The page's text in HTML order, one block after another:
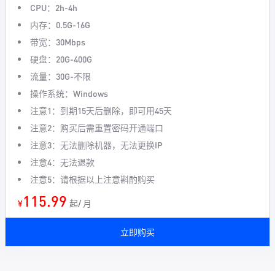
CPU：2h-4h
内存：0.5G-16G
带宽：30Mbps
硬盘：20G-400G
流量：30G-不限
操作系统：Windows
注意1：到期15天后删除，即可用45天
注意2：购买后需重置密码开通端口
注意3：无法删除机器，无法更换IP
注意4：无法退款
注意5：请根据以上注意斟酌购买
¥115.99 起/ 月
立即购买